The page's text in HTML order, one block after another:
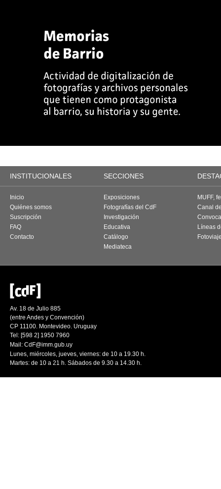
INSTITUCIONALES SECCIONES
Inicio
Quiénes somos
Suscripción
FAQ
Contacto
Exposiciones
Fotografías del CdF
Investigación
Educativa
Catálogo
Mediateca
MUFF,
Canal
Líneas
Av. 18 de Julio 885
(entre Andes y Convención)
CP 11100. Montevideo. Uruguay
Tel: [598 2] 1950 7960
Mail: CdF@imm.gub.uy
Lunes, miércoles, jueves, viernes: de 10 a 19.30 h.
Martes: de 10 a 21 h. Sábados de 9.30 a 14.30 h.